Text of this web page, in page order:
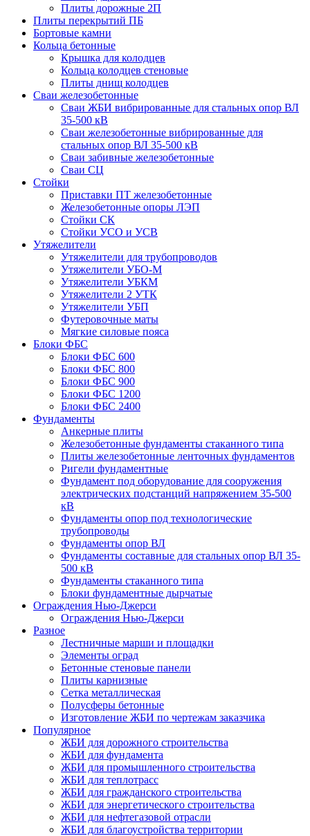
Плиты дорожные 2П
Плиты перекрытий ПБ
Бортовые камни
Кольца бетонные
Крышка для колодцев
Кольца колодцев стеновые
Плиты днищ колодцев
Сваи железобетонные
Сваи ЖБИ вибрированные для стальных опор ВЛ
35-500 кВ
Сваи железобетонные вибрированные для
стальных опор ВЛ 35-500 кВ
Сваи забивные железобетонные
Сваи СЦ
Стойки
Приставки ПТ железобетонные
Железобетонные опоры ЛЭП
Стойки СК
Стойки УСО и УСВ
Утяжелители
Утяжелители для трубопроводов
Утяжелители УБО-М
Утяжелители УБКМ
Утяжелители 2 УТК
Утяжелители УБП
Футеровочные маты
Мягкие силовые пояса
Блоки ФБС
Блоки ФБС 600
Блоки ФБС 800
Блоки ФБС 900
Блоки ФБС 1200
Блоки ФБС 2400
Фундаменты
Анкерные плиты
Железобетонные фундаменты стаканного типа
Плиты железобетонные ленточных фундаментов
Ригели фундаментные
Фундамент под оборудование для сооружения
электрических подстанций напряжением 35-500
кВ
Фундаменты опор под технологические
трубопроводы
Фундаменты опор ВЛ
Фундаменты составные для стальных опор ВЛ 35-
500 кВ
Фундаменты стаканного типа
Блоки фундаментные дырчатые
Ограждения Нью-Джерси
Ограждения Нью-Джерси
Разное
Лестничные марши и площадки
Элементы оград
Бетонные стеновые панели
Плиты карнизные
Сетка металлическая
Полусферы бетонные
Изготовление ЖБИ по чертежам заказчика
Популярное
ЖБИ для дорожного строительства
ЖБИ для фундамента
ЖБИ для промышленного строительства
ЖБИ для теплотрасс
ЖБИ для гражданского строительства
ЖБИ для энергетического строительства
ЖБИ для нефтегазовой отрасли
ЖБИ для благоустройства территории